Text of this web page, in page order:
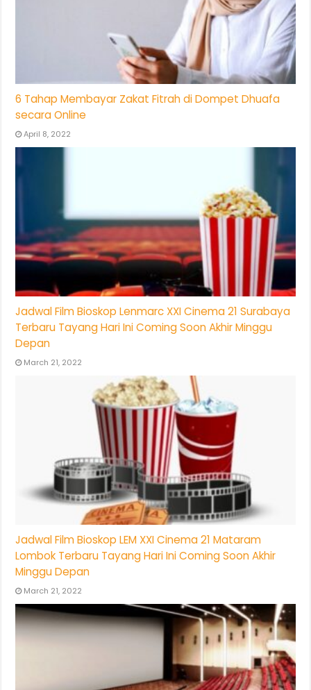
6 Tahap Membayar Zakat Fitrah di Dompet Dhuafa
secara Online
April 8, 2022
Jadwal Film Bioskop Lenmarc XXI Cinema 21 Surabaya
Terbaru Tayang Hari Ini Coming Soon Akhir Minggu
Depan
March 21, 2022
Jadwal Film Bioskop LEM XXI Cinema 21 Mataram
Lombok Terbaru Tayang Hari Ini Coming Soon Akhir
Minggu Depan
March 21, 2022